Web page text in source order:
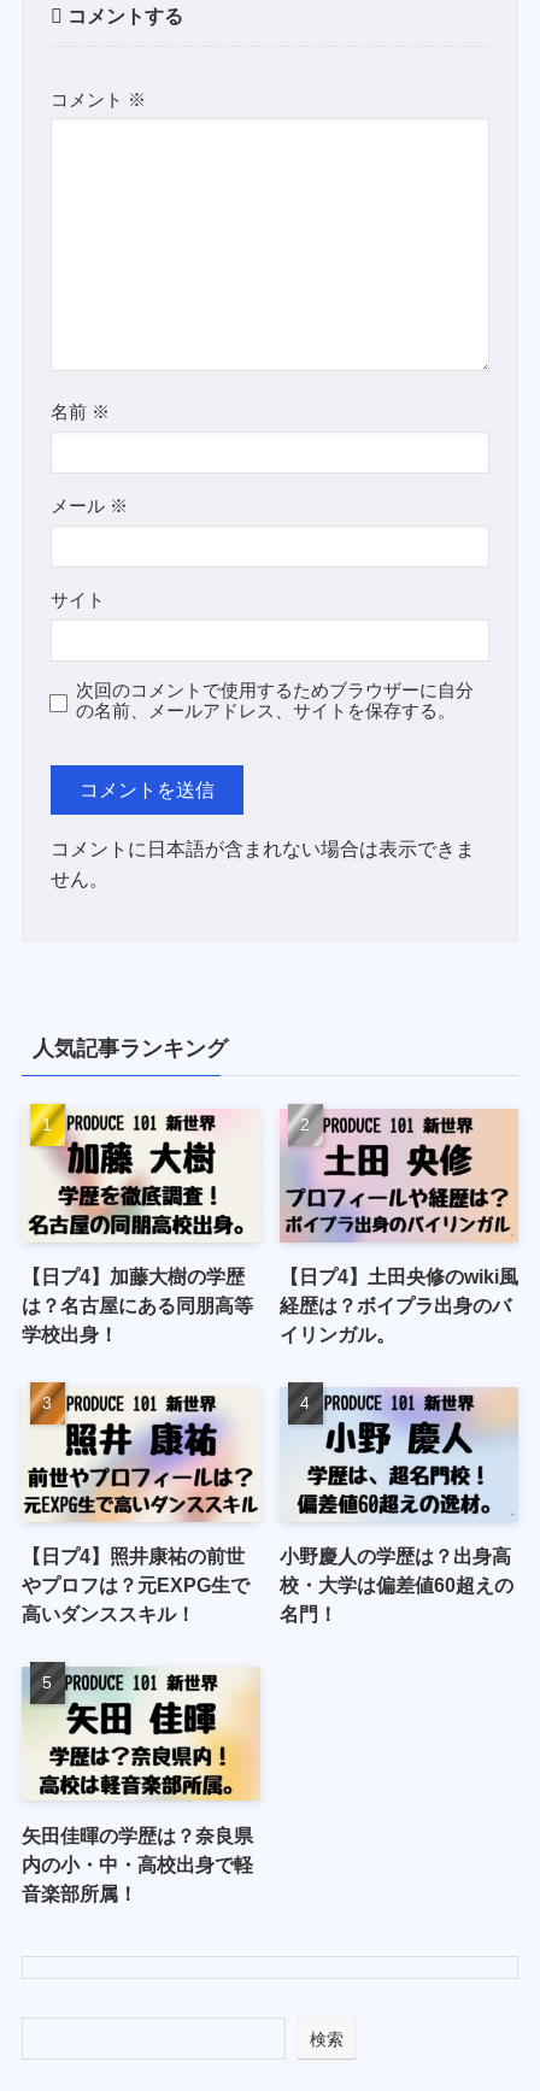
コメントする
コメント ※
名前 ※
メール ※
サイト
次回のコメントで使用するためブラウザーに自分
の名前、メールアドレス、サイトを保存する。
コメントに日本語が含まれない場合は表示できま
せん。
人気記事ランキング
【日プ4】加藤大樹の学歴
は？名古屋にある同朋高等
学校出身！
【日プ4】土田央修のwiki風
経歴は？ボイプラ出身のバ
イリンガル。
【日プ4】照井康祐の前世
やプロフは？元EXPG生で
高いダンススキル！
小野慶人の学歴は？出身高
校・大学は偏差値60超えの
名門！
矢田佳暉の学歴は？奈良県
内の小・中・高校出身で軽
音楽部所属！
検索